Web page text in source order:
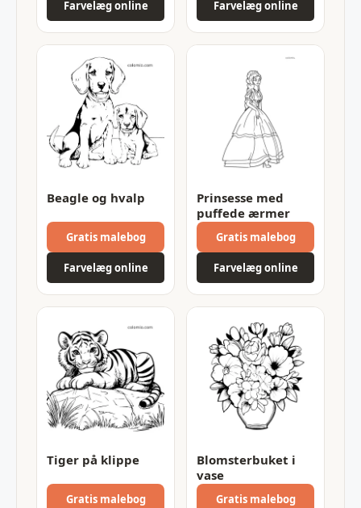
Farvelæg online Farvelæg online
Beagle og hvalp
Gratis malebog
Farvelæg online
Prinsesse med
puffede ærmer
Gratis malebog
Farvelæg online
Tiger på klippe
Gratis malebog
Blomsterbuket i
vase
Gratis malebog